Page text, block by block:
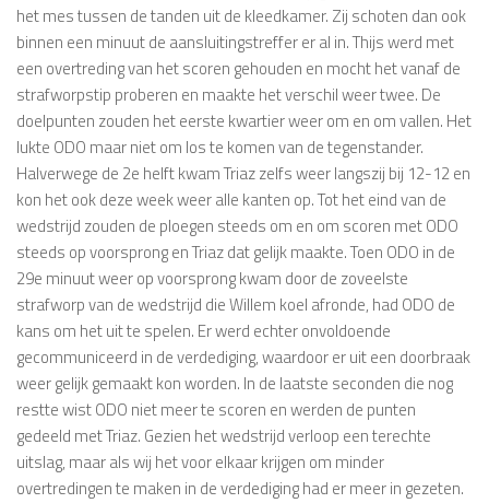
het mes tussen de tanden uit de kleedkamer. Zij schoten dan ook
binnen een minuut de aansluitingstreffer er al in. Thijs werd met
een overtreding van het scoren gehouden en mocht het vanaf de
strafworpstip proberen en maakte het verschil weer twee. De
doelpunten zouden het eerste kwartier weer om en om vallen. Het
lukte ODO maar niet om los te komen van de tegenstander.
Halverwege de 2e helft kwam Triaz zelfs weer langszij bij 12-12 en
kon het ook deze week weer alle kanten op. Tot het eind van de
wedstrijd zouden de ploegen steeds om en om scoren met ODO
steeds op voorsprong en Triaz dat gelijk maakte. Toen ODO in de
29e minuut weer op voorsprong kwam door de zoveelste
strafworp van de wedstrijd die Willem koel afronde, had ODO de
kans om het uit te spelen. Er werd echter onvoldoende
gecommuniceerd in de verdediging, waardoor er uit een doorbraak
weer gelijk gemaakt kon worden. In de laatste seconden die nog
restte wist ODO niet meer te scoren en werden de punten
gedeeld met Triaz. Gezien het wedstrijd verloop een terechte
uitslag, maar als wij het voor elkaar krijgen om minder
overtredingen te maken in de verdediging had er meer in gezeten.